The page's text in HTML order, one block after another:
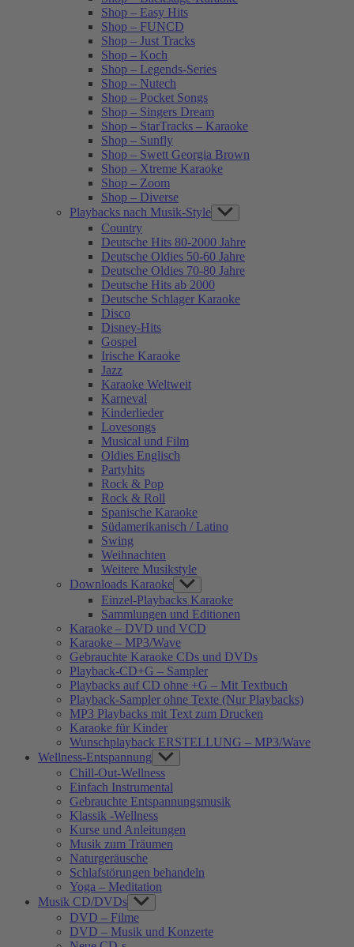
Shop – Easy Hits
Shop – FUNCD
Shop – Just Tracks
Shop – Koch
Shop – Legends-Series
Shop – Nutech
Shop – Pocket Songs
Shop – Singers Dream
Shop – StarTracks – Karaoke
Shop – Sunfly
Shop – Swett Georgia Brown
Shop – Xtreme Karaoke
Shop – Zoom
Shop – Diverse
Playbacks nach Musik-Style Show
sub
menu
Country
Deutsche Hits 80-2000 Jahre
Deutsche Oldies 50-60 Jahre
Deutsche Oldies 70-80 Jahre
Deutsche Hits ab 2000
Deutsche Schlager Karaoke
Disco
Disney-Hits
Gospel
Irische Karaoke
Jazz
Karaoke Weltweit
Karneval
Kinderlieder
Lovesongs
Musical und Film
Oldies Englisch
Partyhits
Rock & Pop
Rock & Roll
Spanische Karaoke
Südamerikanisch / Latino
Swing
Weihnachten
Weitere Musikstyle
Downloads Karaoke Show
sub
menu
Einzel-Playbacks Karaoke
Sammlungen und Editionen
Karaoke – DVD und VCD
Karaoke – MP3/Wave
Gebrauchte Karaoke CDs und DVDs
Playback-CD+G – Sampler
Playbacks auf CD ohne +G – Mit Textbuch
Playback-Sampler ohne Texte (Nur Playbacks)
MP3 Playbacks mit Text zum Drucken
Karaoke für Kinder
Wunschplayback ERSTELLUNG – MP3/Wave
Wellness-Entspannung Show
sub
menu
Chill-Out-Wellness
Einfach Instrumental
Gebrauchte Entspannungsmusik
Klassik -Wellness
Kurse und Anleitungen
Musik zum Träumen
Naturgeräusche
Schlafstörungen behandeln
Yoga – Meditation
Musik CD/DVDs Show
sub
menu
DVD – Filme
DVD – Musik und Konzerte